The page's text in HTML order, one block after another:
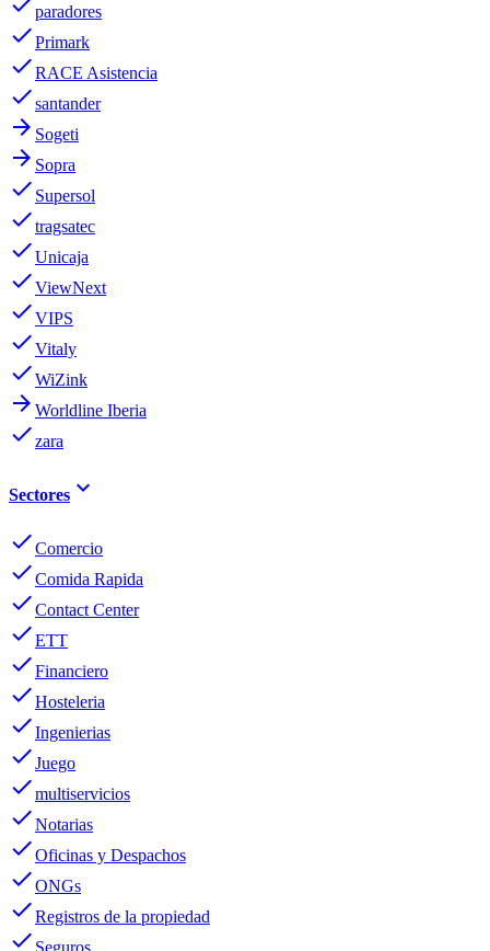
paradores
donePrimark
doneRACE Asistencia
donesantander
arrow_forward Sogeti
arrow_forward Sopra
done Supersol
donetragsatec
doneUnicaja
doneViewNext
doneVIPS
doneVitaly
doneWiZink
arrow_forward Worldline Iberia
donezara
Sectores keyboard_arrow_down
doneComercio
doneComida Rapida
doneContact Center
doneETT
doneFinanciero
doneHosteleria
doneIngenierias
doneJuego
donemultiservicios
doneNotarias
doneOficinas y Despachos
doneONGs
doneRegistros de la propiedad
done